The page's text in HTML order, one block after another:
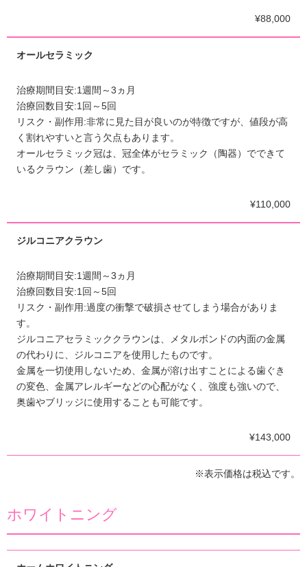
¥88,000
オールセラミック
治療期間目安:1週間～3ヵ月
治療回数目安:1回～5回
リスク・副作用:非常に見た目が良いのが特徴ですが、値段が高
く割れやすいと言う欠点もあります。
オールセラミック冠は、冠全体がセラミック（陶器）でできて
いるクラウン（差し歯）です。
¥110,000
ジルコニアクラウン
治療期間目安:1週間～3ヵ月
治療回数目安:1回～5回
リスク・副作用:過度の衝撃で破損させてしまう場合がありま
す。
ジルコニアセラミッククラウンは、メタルボンドの内面の金属
の代わりに、ジルコニアを使用したものです。
金属を一切使用しないため、金属が溶け出すことによる歯ぐき
の変色、金属アレルギーなどの心配がなく、強度も強いので、
奥歯やブリッジに使用することも可能です。
¥143,000
※表示価格は税込です。
ホワイトニング